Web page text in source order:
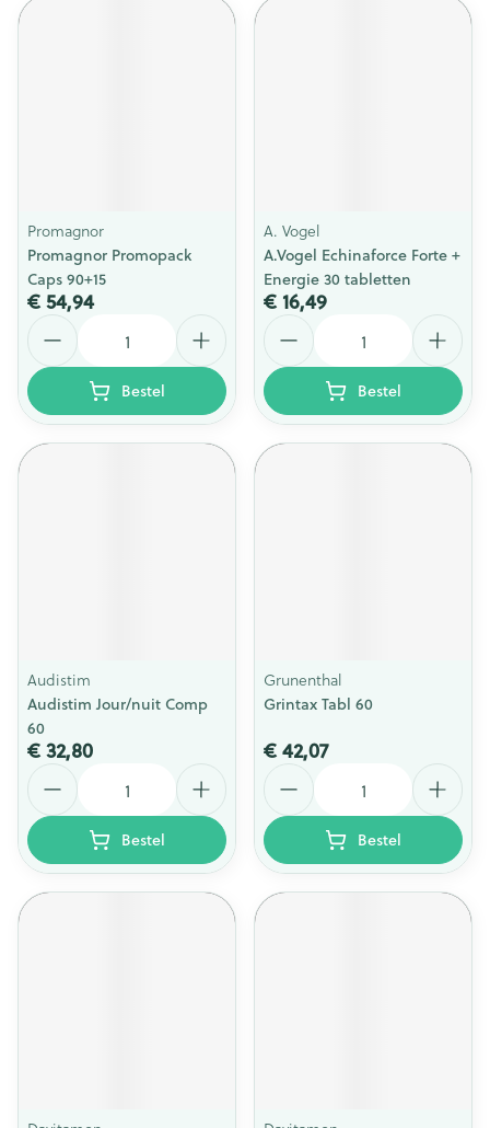
Promagnor
Promagnor Promopack
Caps 90+15
€ 54,94
Bestel
A. Vogel
A.Vogel Echinaforce Forte +
Energie 30 tabletten
€ 16,49
Aantal
Bestel
Audistim
Audistim Jour/nuit Comp
60
€ 32,80
Bestel
Grunenthal
Grintax Tabl 60
€ 42,07
Aantal
Bestel